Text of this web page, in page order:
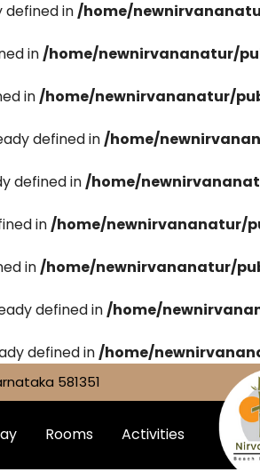
defined in/home/
in/home/newnirvananatur/
in/home/newnirvananatur/
defined in/home/
defined in/home/
in/home/newnirvananatur/
in/home/newnirvananatur/
defined in/home/
defined in/home/
581351
Rooms Activities